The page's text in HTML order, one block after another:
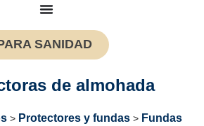
SANIDAD
de almohada
> Protectores y fundas > Fundas